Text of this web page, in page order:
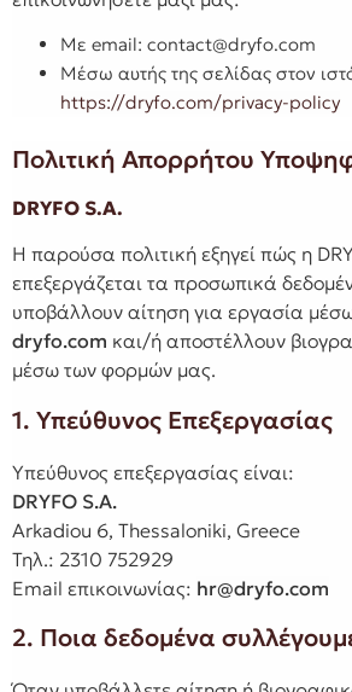
Με email: contact@dryfo.com
Μέσω αυτής της σελίδας στον
https://dryfo.com/privacy-policy
Πολιτική Απορρήτου
DRYFO S.A.
Η παρούσα πολιτική εξηγεί πώς η
επεξεργάζεται τα προσωπικά
υποβάλλουν αίτηση για εργασία
dryfo.com και/ή αποστέλλουν
μέσω των φορμών μας.
1. Υπεύθυνος Επεξεργασίας
Υπεύθυνος επεξεργασίας είναι:
DRYFO S.A.
Arkadiou 6, Thessaloniki, Greece
Τηλ.: 2310 752929
Email επικοινωνίας: hr@dryfo.com
2. Ποια δεδομένα